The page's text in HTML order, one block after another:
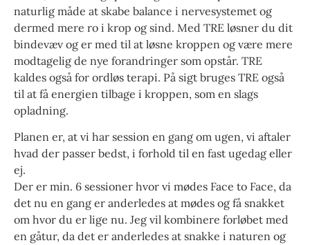
naturlig måde at skabe balance i nervesystemet og
dermed mere ro i krop og sind. Med TRE løsner du dit
bindevæv og er med til at løsne kroppen og være mere
modtagelig de nye forandringer som opstår. TRE
kaldes også for ordløs terapi. På sigt bruges TRE også
til at få energien tilbage i kroppen, som en slags
opladning.
Planen er, at vi har session en gang om ugen, vi aftaler
hvad der passer bedst, i forhold til en fast ugedag eller
ej.
Der er min. 6 sessioner hvor vi mødes Face to Face, da
det nu en gang er anderledes at mødes og få snakket
om hvor du er lige nu. Jeg vil kombinere forløbet med
en gåtur, da det er anderledes at snakke i naturen og